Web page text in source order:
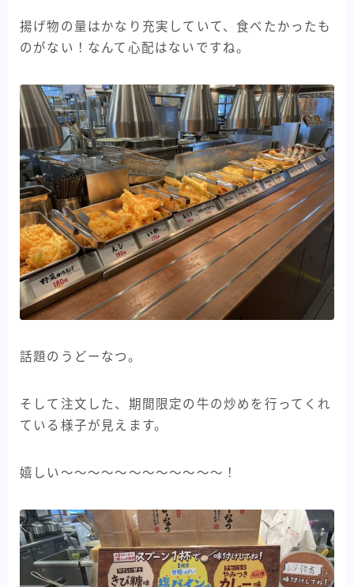
揚げ物の量はかなり充実していて、食べたかったも
のがない！なんて心配はないですね。
話題のうどーなつ。
そして注文した、期間限定の牛の炒めを行ってくれ
ている様子が見えます。
嬉しい〜〜〜〜〜〜〜〜〜〜〜〜！